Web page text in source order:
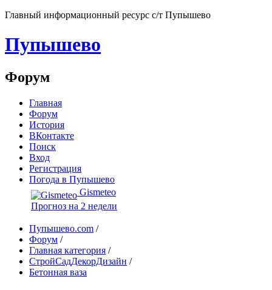
Главный информационный ресурс с/т Пупышево
Пупышево
Форум
Главная
Форум
История
ВКонтакте
Поиск
Вход
Регистрация
Погода в Пупышево
Gismeteo
Прогноз на 2 недели
Пупышево.com /
Форум /
Главная категория /
СтройСадДекорДизайн /
Бетонная ваза